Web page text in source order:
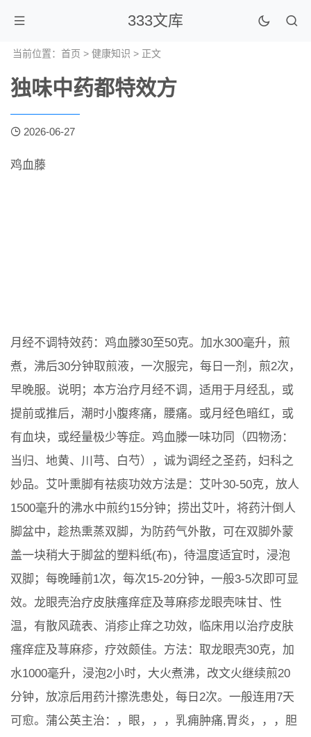
333文库
当前位置： 首页 > 健康知识 > 正文
独味中药都特效方
2026-06-27
鸡血藤
月经不调特效药：鸡血滕30至50克。加水300毫升，煎
煮，沸后30分钟取煎液，一次服完，每日一剂，煎2次，
早晚服。说明；本方治疗月经不调，适用于月经乱，或
提前或推后，潮时小腹疼痛，腰痛。或月经色暗红，或
有血块，或经量极少等症。鸡血滕一味功同（四物汤：
当归、地黄、川芎、白芍），诚为调经之圣药，妇科之
妙品。艾叶熏脚有祛痰功效方法是：艾叶30-50克，放人
1500毫升的沸水中煎约15分钟；捞出艾叶，将药汁倒人
脚盆中，趁热熏蒸双脚，为防药气外散，可在双脚外蒙
盖一块稍大于脚盆的塑料纸(布)，待温度适宜时，浸泡
双脚；每晚睡前1次，每次15-20分钟，一般3-5次即可显
效。龙眼壳治疗皮肤瘙痒症及荨麻疹龙眼壳味甘、性
温，有散风疏表、消疹止痒之功效，临床用以治疗皮肤
瘙痒症及荨麻疹，疗效颇佳。方法：取龙眼壳30克，加
水1000毫升，浸泡2小时，大火煮沸，改文火继续煎20
分钟，放凉后用药汁擦洗患处，每日2次。一般连用7天
可愈。蒲公英主治：，眼，，，乳痈肿痛,胃炎，，，胆